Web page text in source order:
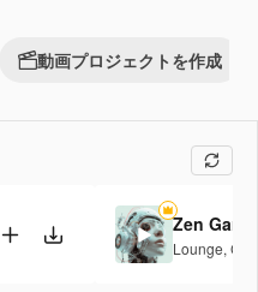
動画プロジェクトを作成
Zen
Lounge,